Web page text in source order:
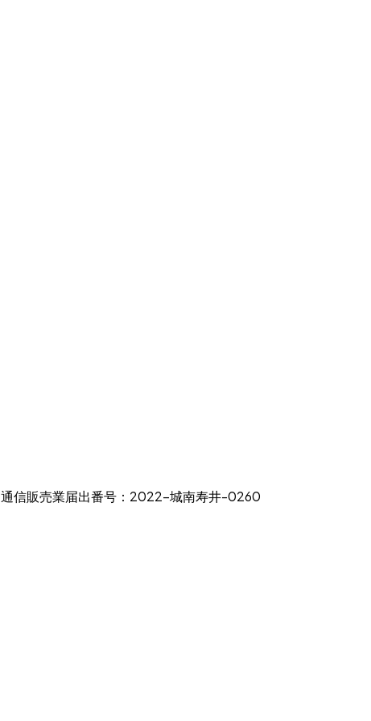
通信販売業届出番号：2022-城南寿井-0260